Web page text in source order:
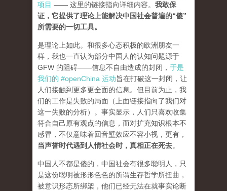
项目 —— 这里的链接指向详细内容。 我敢保
证，它提供了理论上能解决中国社会普遍的“傻”
所需要的一切工具。
是理论上如此。和很多心态积极的欧洲朋友一
样，我也一直认为部分中国人的认知问题源于
GFW 的阻碍——信息不自由造成的封闭， 于是
我们的 #openChina 运动旨在打破这一封闭，让
人们接触到更多更全面的信息。但目前为止，我
们的工作是失败的局面（ 上面链接指向了我们对
这一失败的分析）。事实显示，人们只喜欢收集
符合自己原有观点的信息，而对扩充知识根本不
感冒，不仅意味着回音壁效应不容小视，更有，
当声誉时代遇到人情社会时，真相正在死去。
中国人不都是傻的，中国社会有很多聪明人，只
是这份聪明被形形色色的所谓生存哲学所扭曲，
被意识形态所绑架，他们已经无法在就事实论断